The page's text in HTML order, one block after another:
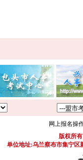
网上报名操
版权所
单位地址:乌兰察布市集宁区